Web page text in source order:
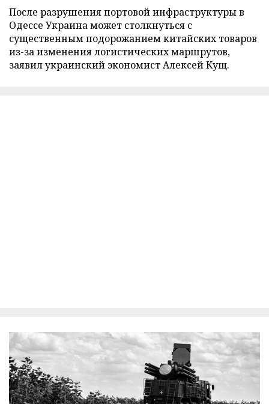
После разрушения портовой инфраструктуры в
Одессе Украина может столкнуться с
существенным подорожанием китайских товаров
из-за изменения логистических маршрутов,
заявил украинский экономист Алексей Кущ.